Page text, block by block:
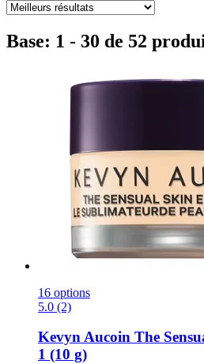
Base: 1 - 30 de 52
16 options
5.0 (2)
Kevyn Aucoin The
1 (10 g)